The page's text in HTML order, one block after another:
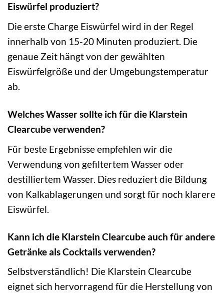
Eiswürfel produziert?
Die erste Charge Eiswürfel wird in der Regel
innerhalb von 15-20 Minuten produziert. Die
genaue Zeit hängt von der gewählten
Eiswürfelgröße und der Umgebungstemperatur
ab.
Welches Wasser sollte ich für die Klarstein
Clearcube verwenden?
Für beste Ergebnisse empfehlen wir die
Verwendung von gefiltertem Wasser oder
destilliertem Wasser. Dies reduziert die Bildung
von Kalkablagerungen und sorgt für noch klarere
Eiswürfel.
Kann ich die Klarstein Clearcube auch für andere
Getränke als Cocktails verwenden?
Selbstverständlich! Die Klarstein Clearcube
eignet sich hervorragend für die Herstellung von